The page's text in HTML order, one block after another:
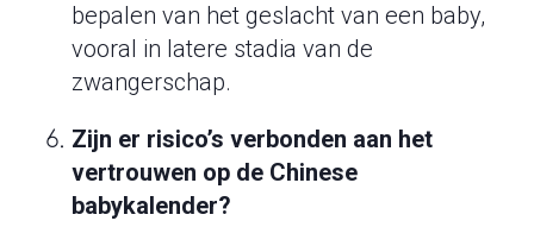
bepalen van het geslacht van een baby,
vooral in latere stadia van de
zwangerschap.
Zijn er risico’s verbonden aan het
vertrouwen op de Chinese
babykalender?